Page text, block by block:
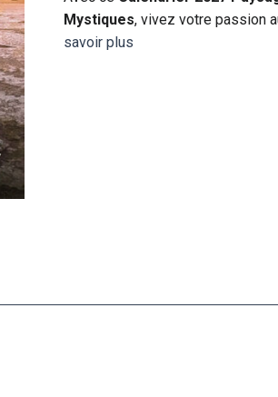
Mystiques, vivez votre passion
savoir plus